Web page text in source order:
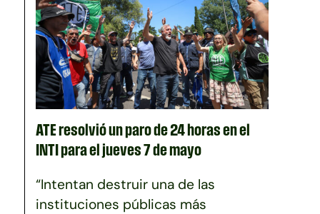
ATE resolvió un paro de 24 horas en el
INTI para el jueves 7 de mayo
“Intentan destruir una de las
instituciones públicas más